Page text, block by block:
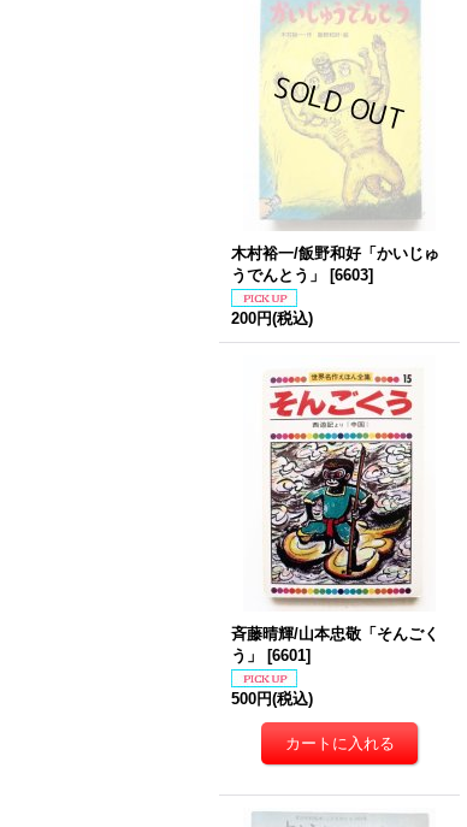
木村裕一/飯野和好「かいじゅ
うでんとう」
[6603]
200円(税込)
斉藤晴輝/山本忠敬「そんごく
う」
[6601]
500円(税込)